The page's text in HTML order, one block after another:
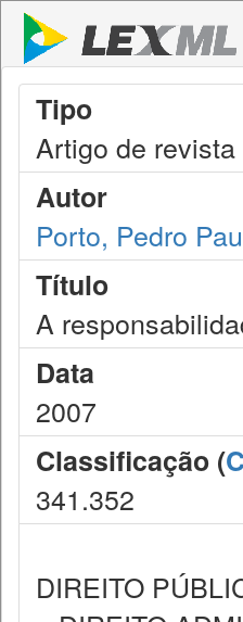
Tipo
Artigo de revista
Autor
Porto, Pedro
Título
A
Data
2007
Classificação (
341.352
DIREITO